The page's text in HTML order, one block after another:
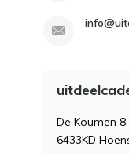
De Koumen 8
6433KD